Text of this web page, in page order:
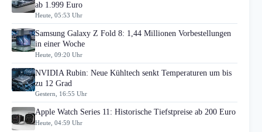
ab 1.999 Euro
Heute, 05:53 Uhr
Samsung Galaxy Z Fold 8: 1,44 Millionen Vorbestellungen
in einer Woche
Heute, 09:20 Uhr
NVIDIA Rubin: Neue Kühltech senkt Temperaturen um bis
zu 12 Grad
Gestern, 16:55 Uhr
Apple Watch Series 11: Historische Tiefstpreise ab 200 Euro
Heute, 04:59 Uhr